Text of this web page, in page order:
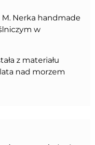
Nerka handmade
w
z materiału
nad morzem